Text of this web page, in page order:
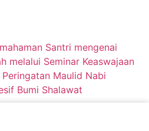
Santri mengenai
melalui Seminar Keaswajaan
Maulid Nabi
Bumi Shalawat